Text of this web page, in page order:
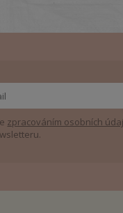
zpracováním osobních